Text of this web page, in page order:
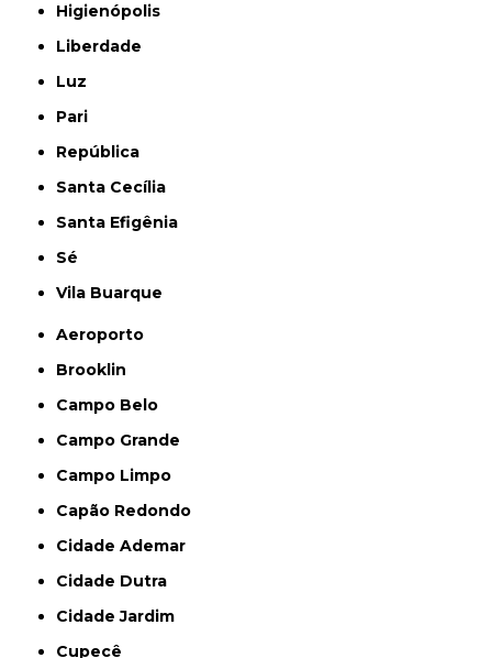
Higienópolis
Liberdade
Luz
Pari
República
Santa Cecília
Santa Efigênia
Sé
Vila Buarque
Aeroporto
Brooklin
Campo Belo
Campo Grande
Campo Limpo
Capão Redondo
Cidade Ademar
Cidade Dutra
Cidade Jardim
Cupecê